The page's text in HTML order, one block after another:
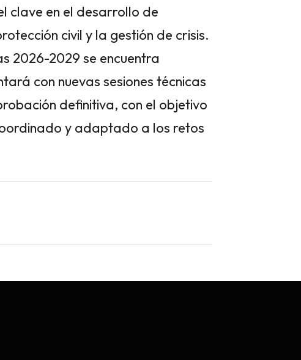
clave en el desarrollo de
civil y la gestión de crisis.
2026-2029 se encuentra
con nuevas sesiones técnicas
definitiva, con el objetivo
y adaptado a los retos